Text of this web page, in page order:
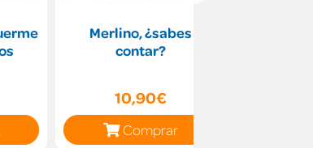
Merlino, ¿sabes
contar?
10,90€
Comprar